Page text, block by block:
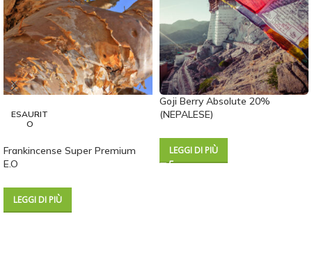
ESAURIT
O
Frankincense Super Premium
E.O
LEGGI DI PIÙ
Goji Berry Absolute 20%
(NEPALESE)
LEGGI DI PIÙ